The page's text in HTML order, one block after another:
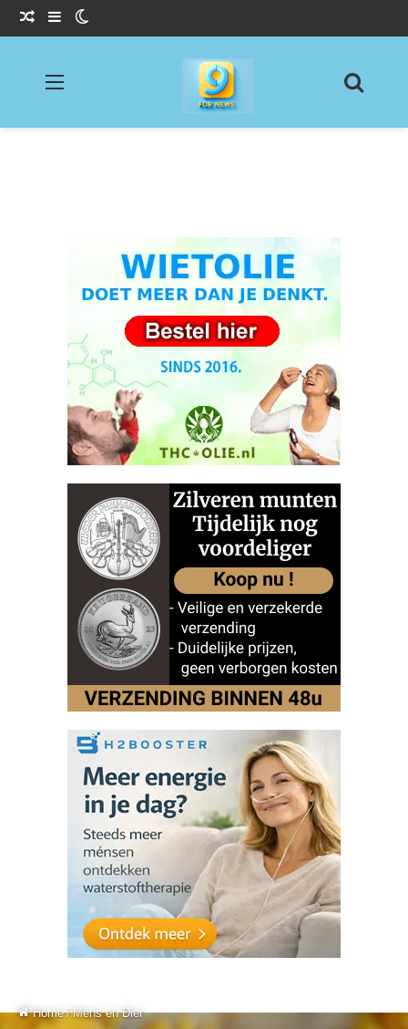
Willekeurig Artikel
Sidebar
Home / Mens en Dier